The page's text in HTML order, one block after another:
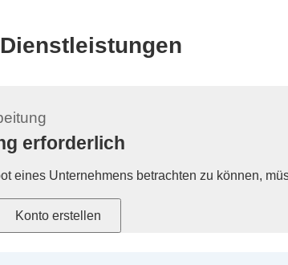
erforderlich
eines Unternehmens betrachten zu können,
Konto erstellen